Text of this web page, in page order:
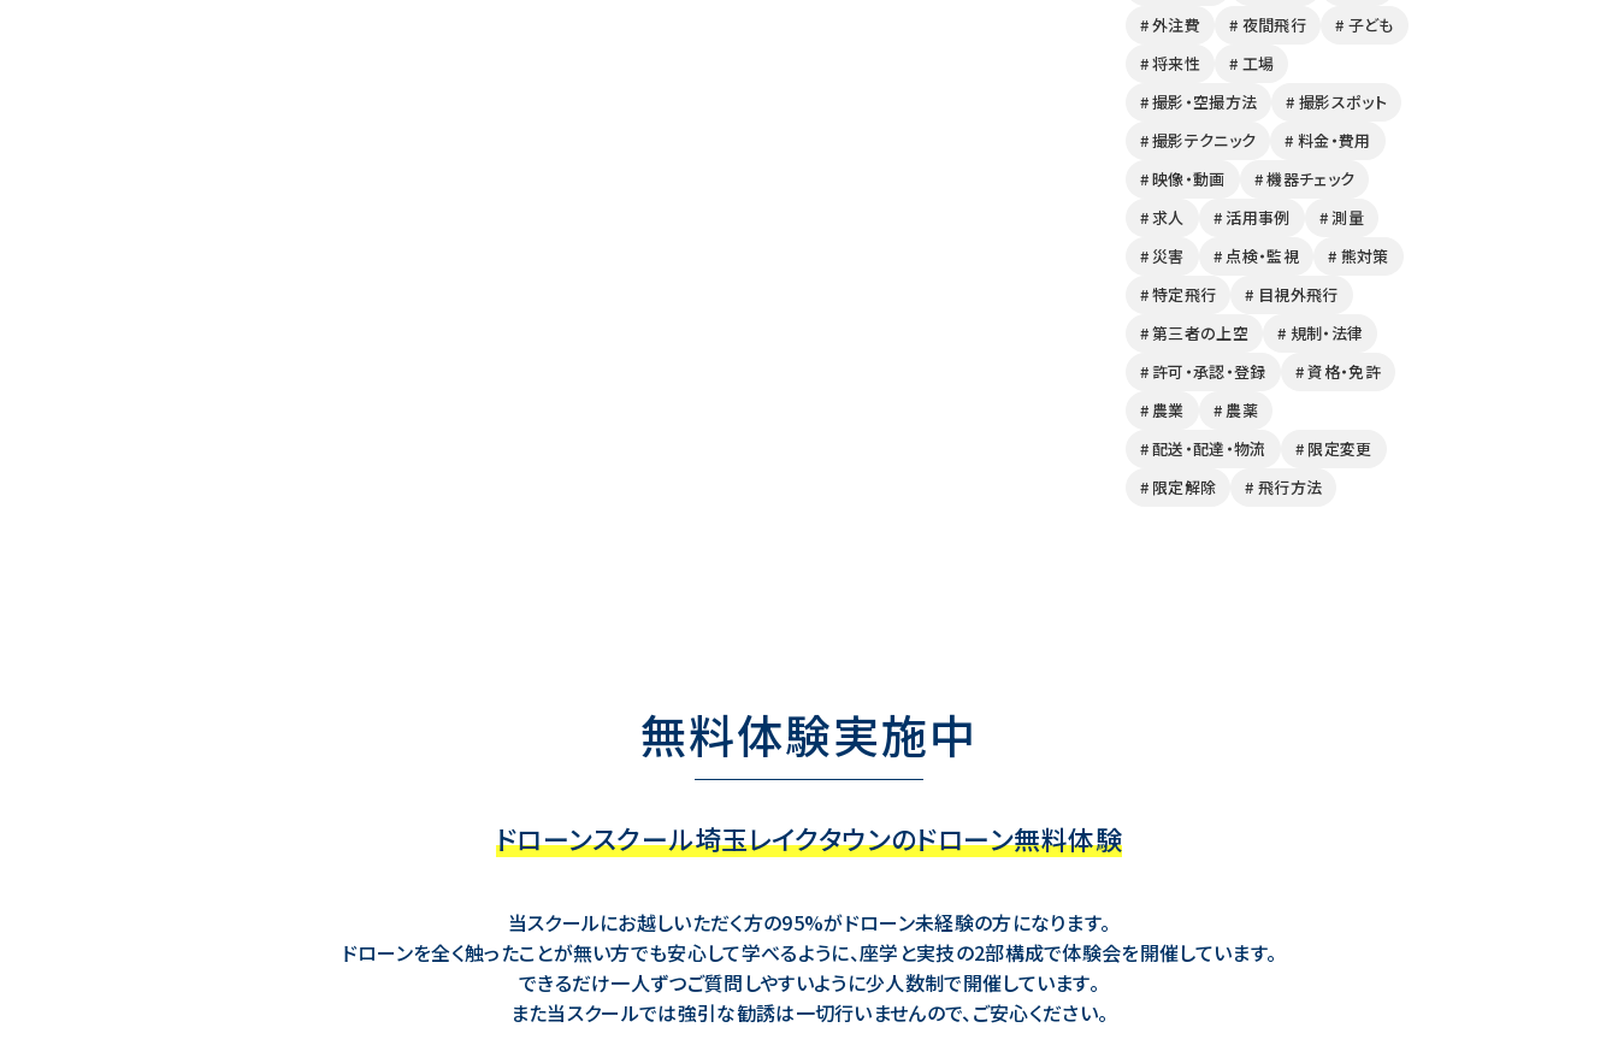
# 外注費
# 夜間飛行
# 子ども
# 将来性
# 工場
# 撮影・空撮方法
# 撮影スポット
# 撮影テクニック
# 料金・費用
# 映像・動画
# 機器チェック
# 求人
# 活用事例
# 測量
# 災害
# 点検・監視
# 熊対策
# 特定飛行
# 目視外飛行
# 第三者の上空
# 規制・法律
# 許可・承認・登録
# 資格・免許
# 農業
# 農薬
# 配送・配達・物流
# 限定変更
# 限定解除
# 飛行方法
無料体験実施中
ドローンスクール埼玉レイクタウンのドローン無料体験
当スクールにお越しいただく方の95%がドローン未経験の方になります。
ドローンを全く触ったことが無い方でも安心して学べるように、座学と実技の2部構成で体験会を開催しています。
できるだけ一人ずつご質問しやすいように少人数制で開催しています。
また当スクールでは強引な勧誘は一切行いませんので、ご安心ください。